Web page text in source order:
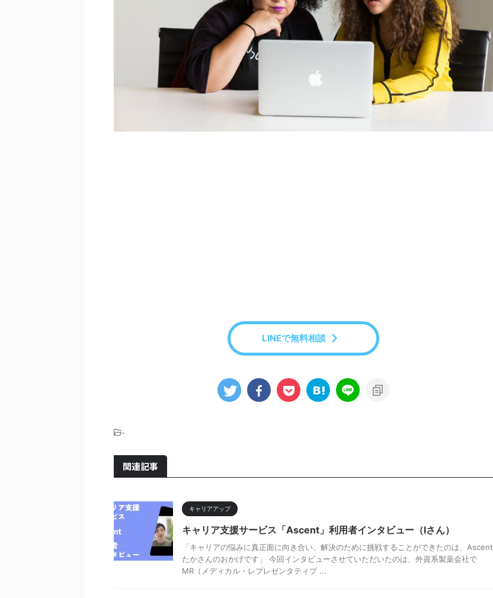
LINEで無料相談
-
関連記事
キャリアアップ
キャリア支援サービス「Ascent」利用者インタビュー（Iさん）
「キャリアの悩みに真正面に向き合い、解決のために挑戦することができたのは、Ascent
たかさんのおかげです」 今回インタビューさせていただいたのは、外資系製薬会社で
MR（メディカル・レプレゼンタティブ ...